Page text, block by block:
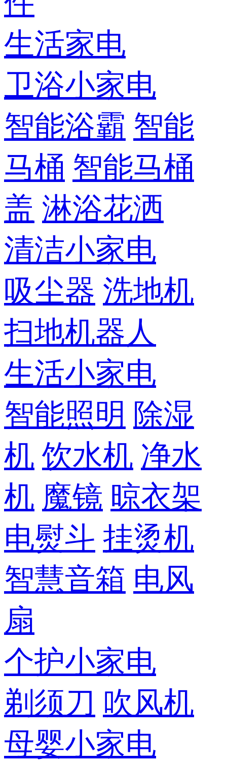
生活家电
卫浴小家电
智能浴霸 智能
马桶 智能马桶
盖 淋浴花洒
清洁小家电
吸尘器 洗地机
扫地机器人
生活小家电
智能照明 除湿
机 饮水机 净水
机 魔镜 晾衣架
电熨斗 挂烫机
智慧音箱 电风
扇
个护小家电
剃须刀 吹风机
母婴小家电